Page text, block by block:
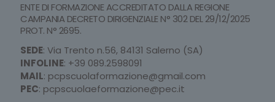
ENTE DI FORMAZIONE ACCREDITATO DALLA REGIONE
CAMPANIA DECRETO DIRIGENZIALE N° 302 DEL 29/12/2025
PROT. N° 2695.
SEDE: Via Trento n.56, 84131 Salerno (SA)
INFOLINE: +39 089.2598091
MAIL: pcpscuolaformazione@gmail.com
PEC: pcpscuolaeformazione@pec.it